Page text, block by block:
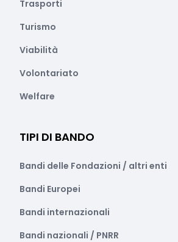
Trasporti
Turismo
Viabilità
Volontariato
Welfare
TIPI DI BANDO
Bandi delle Fondazioni / altri enti
Bandi Europei
Bandi internazionali
Bandi nazionali / PNRR